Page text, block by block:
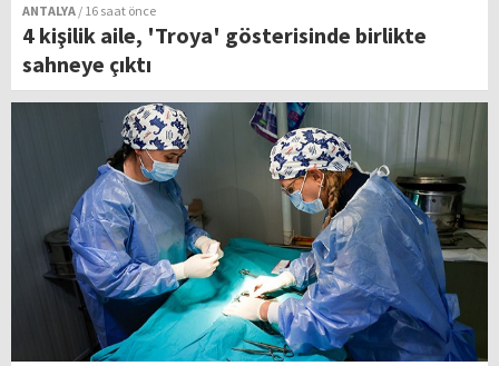
ANTALYA / 16 saat önce
4 kişilik aile, 'Troya' gösterisinde birlikte
sahneye çıktı